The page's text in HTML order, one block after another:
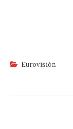
Eurovisión